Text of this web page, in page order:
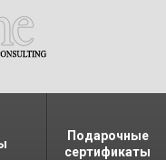
Подарочные
сертификаты